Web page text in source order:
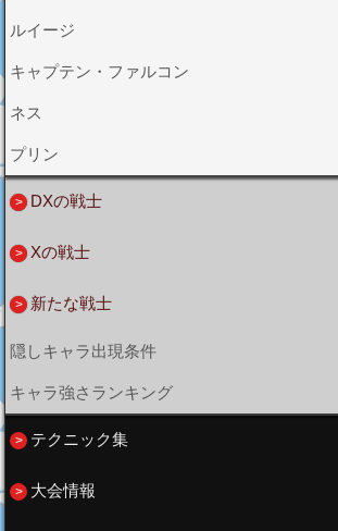
ルイージ
キャプテン・ファルコン
ネス
プリン
DXの戦士
Xの戦士
新たな戦士
隠しキャラ出現条件
キャラ強さランキング
テクニック集
大会情報